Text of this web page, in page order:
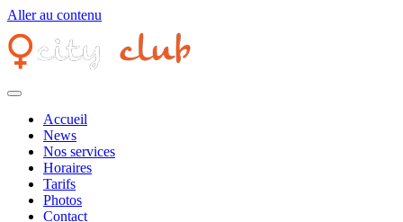
Aller au contenu
Accueil
News
Nos services
Horaires
Tarifs
Photos
Contact